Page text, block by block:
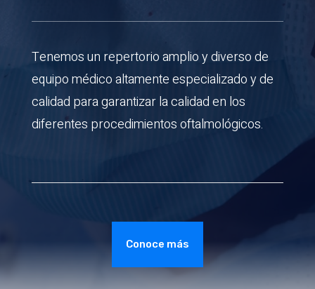
Tenemos un repertorio amplio y diverso de
equipo médico altamente especializado y de
calidad para garantizar la calidad en los
diferentes procedimientos oftalmológicos.
Conoce más